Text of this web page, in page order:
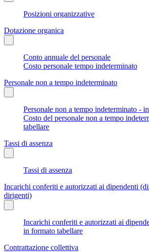
Posizioni organizzative
Dotazione organica
Conto annuale del personale
Costo personale tempo indeterminato
Personale non a tempo indeterminato
Personale non a tempo indeterminato -
Costo del personale non a tempo
tabellare
Tassi di assenza
Tassi di assenza
Incarichi conferiti e autorizzati ai dipendenti
dirigenti)
Incarichi conferiti e autorizzati ai
in formato tabellare
Contrattazione collettiva